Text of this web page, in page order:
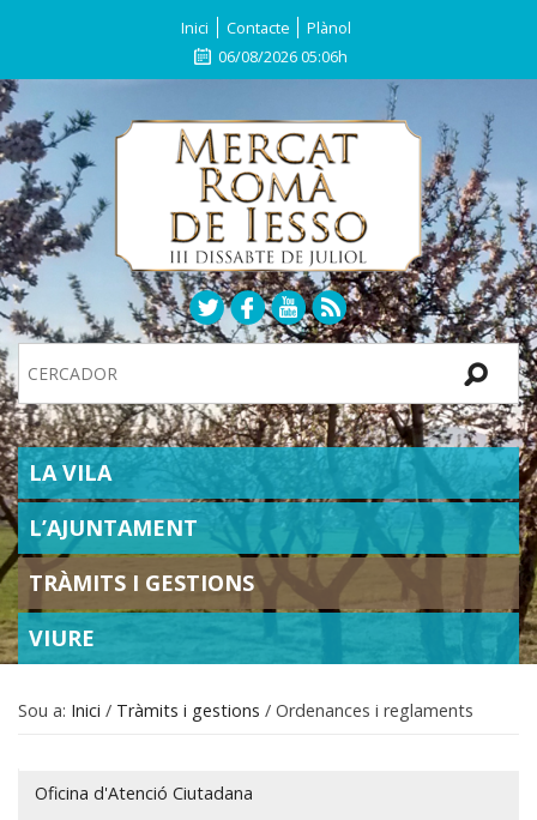
Inici Contacte
Plànol
06/08/2026 05:06h
Site
SECTIONS
LA VILA
L’AJUNTAMENT
TRÀMITS I GESTIONS
VIURE
Sou a: Inici / Tràmits i gestions / Ordenances i reglaments
Navegació
Oficina d'Atenció Ciutadana